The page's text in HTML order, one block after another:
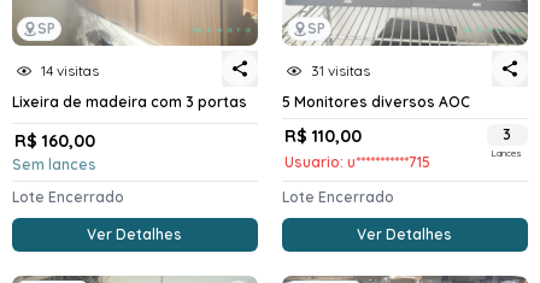
SP
14 visitas
Lixeira de madeira com 3 portas
R$ 160,00
Sem lances
Lote Encerrado
Ver Detalhes
SP
31 visitas
5 Monitores diversos AOC
R$ 110,00
Usuario: u***********715
3
Lances
Lote Encerrado
Ver Detalhes